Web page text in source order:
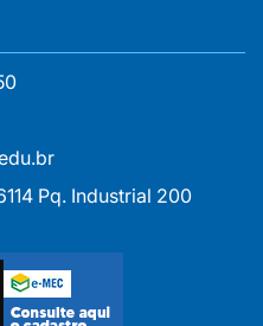
Pq. Industrial 200